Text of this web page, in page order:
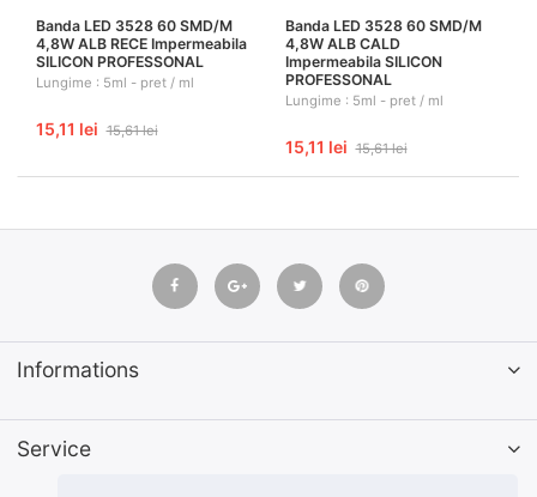
Banda LED 3528 60 SMD/M
4,8W ALB RECE Impermeabila
SILICON PROFESSONAL
Lungime : 5ml - pret / ml
15,11 lei 15,61 lei
Banda LED 3528 60 SMD/M
4,8W ALB CALD
Impermeabila SILICON
PROFESSONAL
Lungime : 5ml - pret / ml
15,11 lei 15,61 lei
Informations
Service